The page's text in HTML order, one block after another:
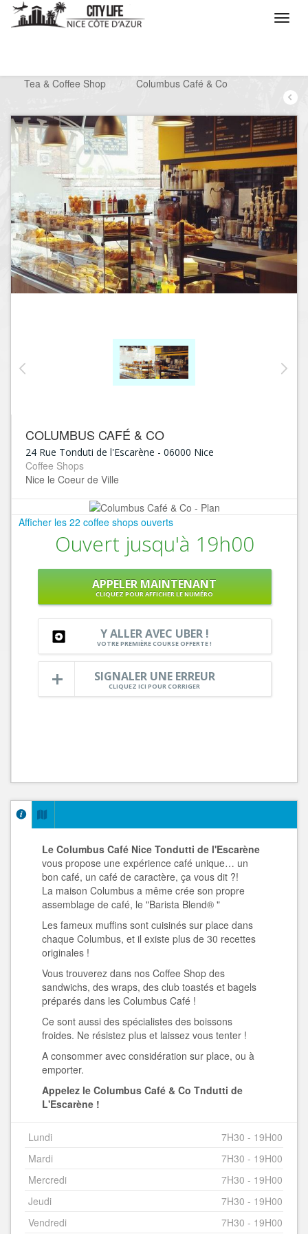
Tea & Coffee Shop
/ Columbus Café & Co
COLUMBUS CAFÉ & CO
24 Rue Tonduti de l'Escarène - 06000 Nice
Coffee Shops
Nice le Coeur de Ville
Afficher les 22 coffee shops ouverts
Ouvert jusqu'à 19h00
APPELER MAINTENANT
CLIQUEZ POUR AFFICHER LE NUMÉRO
Y ALLER AVEC UBER !
VOTRE PREMIÈRE COURSE OFFERTE !
SIGNALER UNE ERREUR
CLIQUEZ ICI POUR CORRIGER
Le Columbus Café Nice Tondutti de l'Escarène
vous propose une expérience café unique… un
bon café, un café de caractère, ça vous dit ?!
La maison Columbus a même crée son propre
assemblage de café, le "Barista Blend® "
Les fameux muffins sont cuisinés sur place dans
chaque Columbus, et il existe plus de 30 recettes
originales !
Vous trouverez dans nos Coffee Shop des
sandwichs, des wraps, des club toastés et bagels
préparés dans les Columbus Café !
Ce sont aussi des spécialistes des boissons
froides. Ne résistez plus et laissez vous tenter !
A consommer avec considération sur place, ou à
emporter.
Appelez le Columbus Café & Co Tndutti de
L'Escarène !
Lundi
7H30 - 19H00
Mardi
7H30 - 19H00
Mercredi
7H30 - 19H00
Jeudi
7H30 - 19H00
Vendredi
7H30 - 19H00